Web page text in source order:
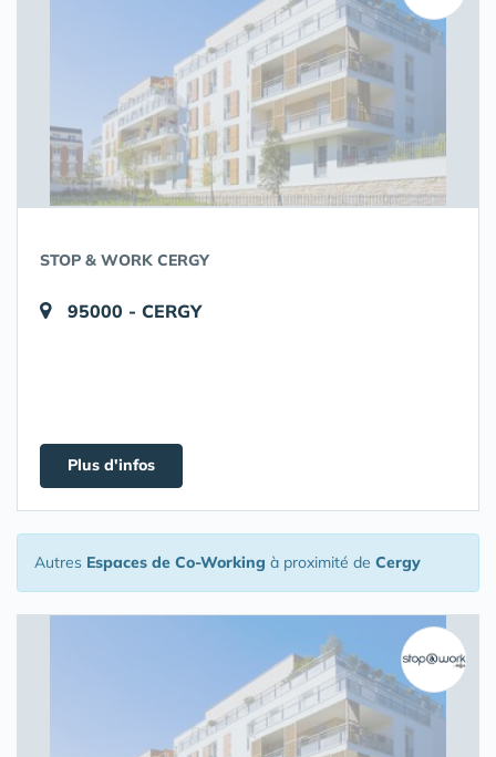
STOP & WORK CERGY
95000 - CERGY
Plus d'infos
Autres Espaces de Co-Working à proximité de Cergy